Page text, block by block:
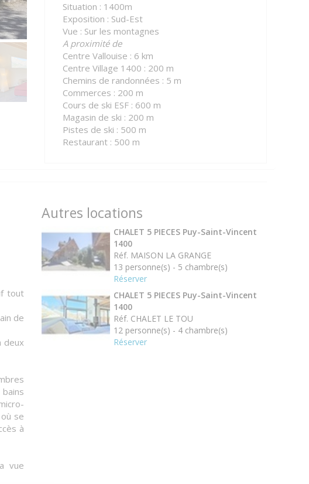
Situation : 1400m
Exposition : Sud-Est
Vue : Sur les montagnes
A proximité de
Centre Vallouise : 6 km
Centre Village 1400 : 200 m
Chemins de randonnées : 5 m
Commerces : 200 m
Cours de ski ESF : 600 m
Magasin de ski : 200 m
Pistes de ski : 500 m
Restaurant : 500 m
tout
de
deux
se
à
vue
Autres locations
CHALET 5 PIECES Puy-Saint-Vincent
1400
Réf. MAISON LA GRANGE
13 personne(s) - 5 chambre(s)
Réserver
CHALET 5 PIECES Puy-Saint-Vincent
1400
Réf. CHALET LE TOU
12 personne(s) - 4 chambre(s)
Réserver